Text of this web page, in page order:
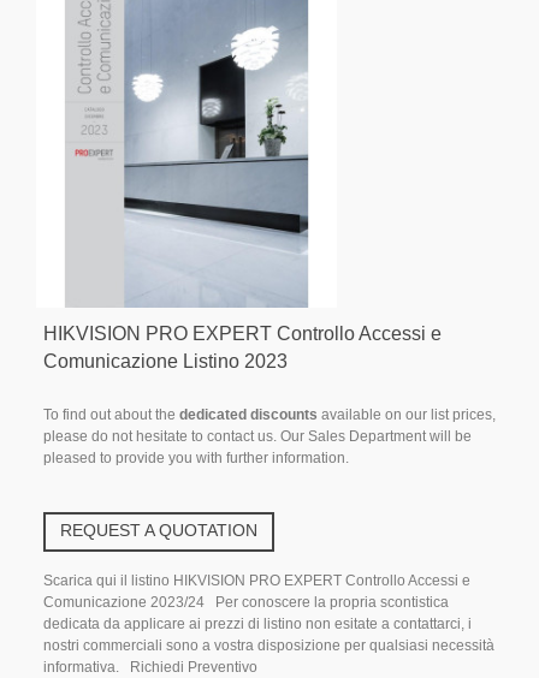
HIKVISION PRO EXPERT Controllo Accessi e
Comunicazione Listino 2023
To find out about the dedicated discounts available on our list prices,
please do not hesitate to contact us. Our Sales Department will be
pleased to provide you with further information.
REQUEST A QUOTATION
Scarica qui il listino HIKVISION PRO EXPERT Controllo Accessi e
Comunicazione 2023/24 Per conoscere la propria scontistica
dedicata da applicare ai prezzi di listino non esitate a contattarci, i
nostri commerciali sono a vostra disposizione per qualsiasi necessità
informativa. Richiedi Preventivo